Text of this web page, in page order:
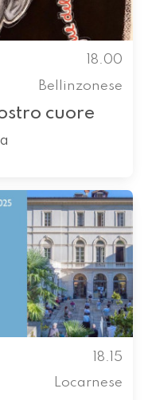
18.00
Bellinzonese
cuore
18.15
Locarnese